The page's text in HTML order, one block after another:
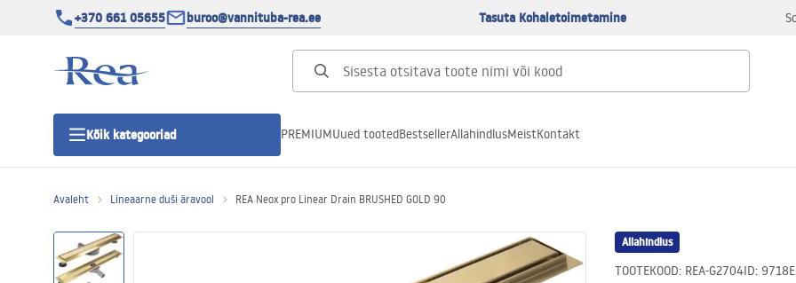
+370 661 05655 buroo@vannituba-rea.ee Tasuta Kohaletoimetamine
Kõik kategooriad
Duši uks
PREMIUMUued tootedBestsellerAllahindlusMeistKontakt
Avaleht Lineaarne duši äravool REA Neox pro Linear Drain BRUSHED GOLD 90
Allahindlus
TOOTEKOOD: REA-G2704ID: 9718